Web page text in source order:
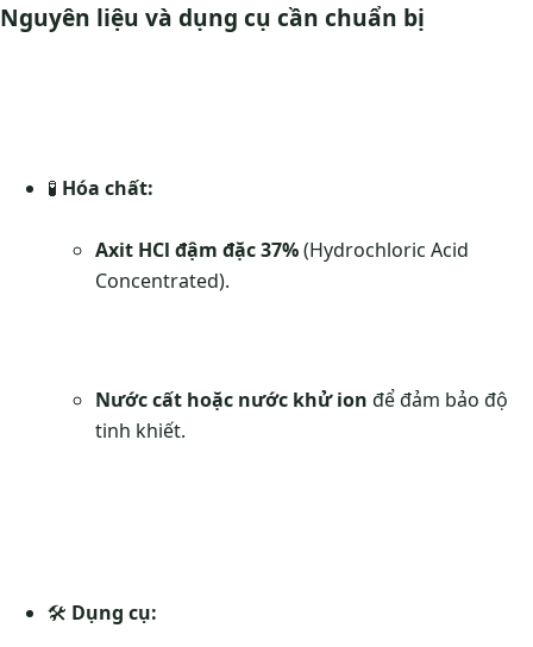
Nguyên liệu và dụng cụ cần chuẩn bị
🧪 Hóa chất:
Axit HCl đậm đặc 37%(Hydrochloric Acid
Concentrated).
Nước cất hoặc nước khử ion để đảm bảo độ
tinh khiết.
🛠 Dụng cụ: